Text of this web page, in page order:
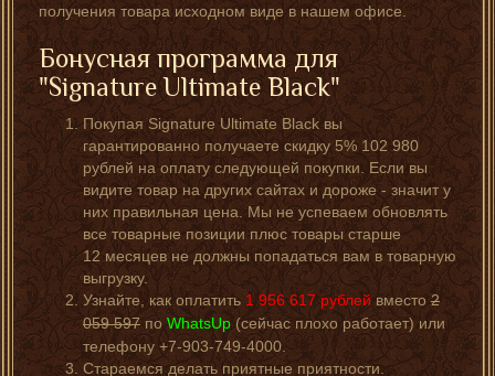
получения товара исходном виде в нашем офисе.
Бонусная программа для
"Signature Ultimate Black"
Покупая Signature Ultimate Black вы
гарантированно получаете скидку 5% 102 980
рублей на оплату следующей покупки. Если вы
видите товар на других сайтах и дороже - значит у
них правильная цена. Мы не успеваем обновлять
все товарные позиции плюс товары старше
12 месяцев не должны попадаться вам в товарную
выгрузку.
Узнайте, как оплатить 1 956 617 рублейвместо2
059 597поWhatsUp (сейчас плохо работает) или
телефону +7-903-749-4000.
Стараемся делать приятные приятности.